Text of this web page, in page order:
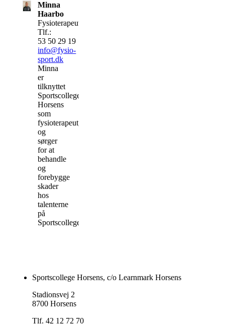
Minna
Haarbo
Fysioterapeut
Tlf.:
53 50 29 19
info@fysio-
sport.dk
Minna
er
tilknyttet
Sportscollege
Horsens
som
fysioterapeut,
og
sørger
for at
behandle
og
forebygge
skader
hos
talenterne
på
Sportscollege.
Sportscollege Horsens, c/o Learnmark Horsens
Stadionsvej 2
8700 Horsens
Tlf. 42 12 72 70